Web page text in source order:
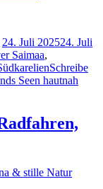
24. Juli 202524. Juli
Saimaa,
Schreibe
Seen hautnah